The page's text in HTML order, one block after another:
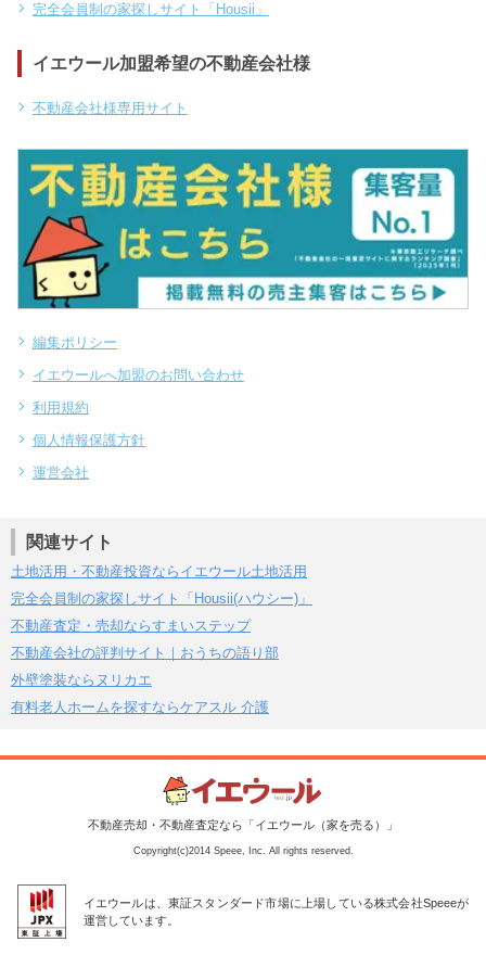
完全会員制の家探しサイト「Housii」
イエウール加盟希望の不動産会社様
不動産会社様専用サイト
編集ポリシー
イエウールへ加盟のお問い合わせ
利用規約
個人情報保護方針
運営会社
関連サイト
土地活用・不動産投資ならイエウール土地活用
完全会員制の家探しサイト「Housii(ハウシー)」
不動産査定・売却ならすまいステップ
不動産会社の評判サイト｜おうちの語り部
外壁塗装ならヌリカエ
有料老人ホームを探すならケアスル 介護
不動産売却・不動産査定なら「イエウール（家を売る）」
Copyright(c)2014 Speee, Inc. All rights reserved.
イエウールは、東証スタンダード市場に上場している株式会社Speeeが
運営しています。